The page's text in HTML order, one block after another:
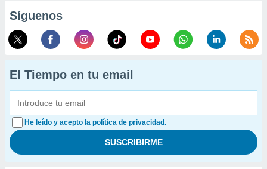
Síguenos
El Tiempo en tu email
He leído y acepto la política de privacidad.